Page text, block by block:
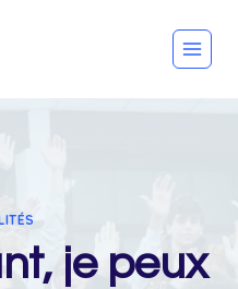
je peux